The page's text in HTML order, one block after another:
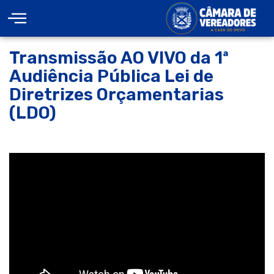
Transmissão AO VIVO da 1ª
Audiência Pública Lei de
Diretrizes Orçamentarias
(LDO)